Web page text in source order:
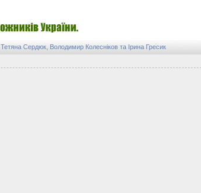
Тетяна Сердюк, Володимир Колесніков та Ірина Гресик